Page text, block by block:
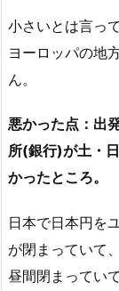
小さいとは言っ
ヨーロッパの地
ん。
悪かった点：出
所(銀行)が土・
かったところ。
日本で日本円を
が閉まっていて
昼間閉まってい